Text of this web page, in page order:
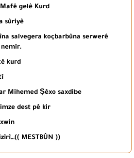
gelê Kurd
sûriyê
salvegera koçbarbûna serwerê
nemir.
kurd
Mihemed Şêxo saxdibe
imze dest pê kir
MESTBÛN ))